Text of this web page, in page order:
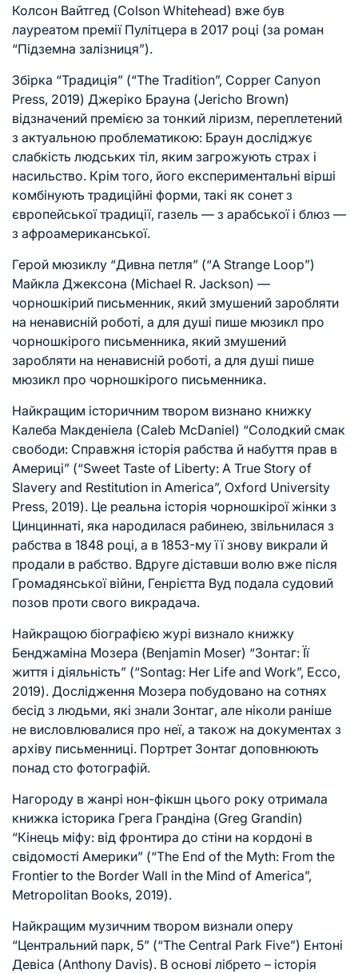
Колсон Вайтгед (Colson Whitehead) вже був
лауреатом премії Пулітцера в 2017 році (за роман
“Підземна залізниця”).
Збірка “Традиція” (“The Tradition”, Copper Canyon
Press, 2019) Джеріко Брауна (Jericho Brown)
відзначений премією за тонкий ліризм, переплетений
з актуальною проблематикою: Браун досліджує
слабкість людських тіл, яким загрожують страх і
насильство. Крім того, його експериментальні вірші
комбінують традиційні форми, такі як сонет з
європейської традиції, газель — з арабської і блюз —
з афроамериканської.
Герой мюзиклу “Дивна петля” (“A Strange Loop”)
Майкла Джексона (Michael R. Jackson) —
чорношкірий письменник, який змушений заробляти
на ненависній роботі, а для душі пише мюзикл про
чорношкірого письменника, який змушений
заробляти на ненависній роботі, а для душі пише
мюзикл про чорношкірого письменника.
Найкращим історичним твором визнано книжку
Калеба Макденіела (Caleb McDaniel) “Солодкий смак
свободи: Справжня історія рабства й набуття прав в
Америці” (“Sweet Taste of Liberty: A True Story of
Slavery and Restitution in America”, Oxford University
Press, 2019). Це реальна історія чорношкірої жінки з
Цинциннаті, яка народилася рабинею, звільнилася з
рабства в 1848 році, а в 1853-му її знову викрали й
продали в рабство. Вдруге діставши волю вже після
Громадянської війни, Генрієтта Вуд подала судовий
позов проти свого викрадача.
Найкращою біографією журі визнало книжку
Бенджаміна Мозера (Benjamin Moser) “Зонтаг: Її
життя і діяльність” (“Sontag: Her Life and Work”, Ecco,
2019). Дослідження Мозера побудовано на сотнях
бесід з людьми, які знали Зонтаг, але ніколи раніше
не висловлювалися про неї, а також на документах з
архіву письменниці. Портрет Зонтаг доповнюють
понад сто фотографій.
Нагороду в жанрі нон-фікшн цього року отримала
книжка історика Грега Грандіна (Greg Grandin)
“Кінець міфу: від фронтира до стіни на кордоні в
свідомості Америки” (“The End of the Myth: From the
Frontier to the Border Wall in the Mind of America”,
Metropolitan Books, 2019).
Найкращим музичним твором визнали оперу
“Центральний парк, 5” (“The Central Park Five”) Ентоні
Девіса (Anthony Davis). В основі лібрето – історія